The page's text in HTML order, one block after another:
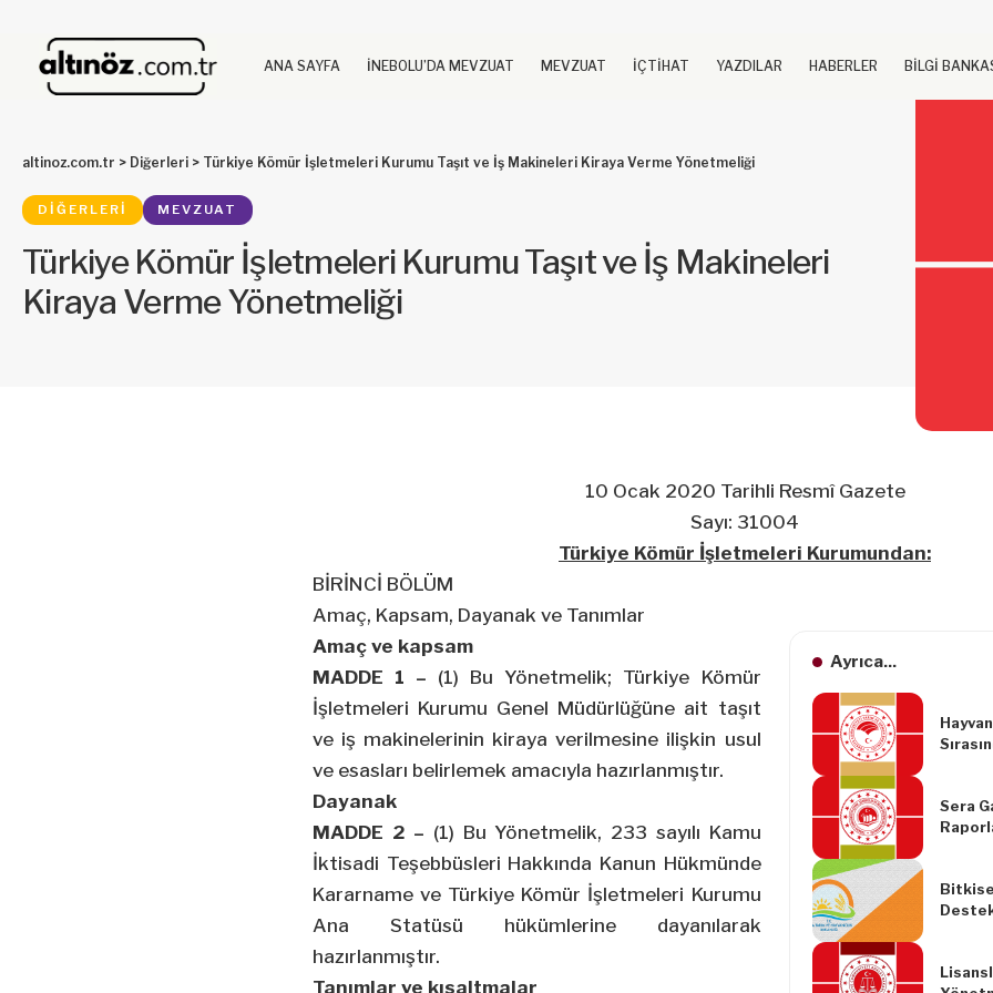
ANA SAYFA İNEBOLU’DA MEVZUAT MEVZUAT İÇTİHAT YAZDILAR HABERLER BİLGİ
altinoz.com.tr > Diğerleri > Türkiye Kömür İşletmeleri Kurumu Taşıt ve İş Makineleri Kiraya Verme Yönetmeliği
DIĞERLERI MEVZUAT
Türkiye Kömür İşletmeleri Kurumu Taşıt ve İş Makineleri
Kiraya Verme Yönetmeliği
10 Ocak 2020 Tarihli Resmî Gazete
Sayı: 31004
Türkiye Kömür İşletmeleri Kurumundan:
BİRİNCİ BÖLÜM
Amaç, Kapsam, Dayanak ve Tanımlar
Ayrıca...
Sera
Amaç ve kapsam
MADDE 1 – (1) Bu Yönetmelik; Türkiye Kömür
İşletmeleri Kurumu Genel Müdürlüğüne ait taşıt
ve iş makinelerinin kiraya verilmesine ilişkin usul
ve esasları belirlemek amacıyla hazırlanmıştır.
Dayanak
MADDE 2 – (1) Bu Yönetmelik, 233 sayılı Kamu
İktisadi Teşebbüsleri Hakkında Kanun Hükmünde
Kararname ve Türkiye Kömür İşletmeleri Kurumu
Ana Statüsü hükümlerine dayanılarak
hazırlanmıştır.
Tanımlar ve kısaltmalar